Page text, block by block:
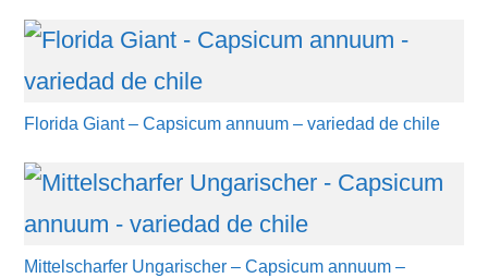
Florida Giant – Capsicum annuum – variedad de chile
Mittelscharfer Ungarischer – Capsicum annuum –